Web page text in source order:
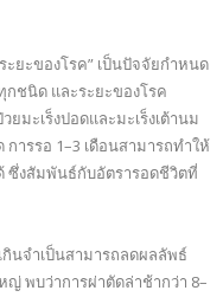
ะยะของโรค” เป็นปัจจัยกำหนด
ชนิด และระยะของโรค
มะเร็งปอดและมะเร็งเต้านม
ารรอ 1–3 เดือนสามารถทำให้
ซึ่งสัมพันธ์กับอัตรารอดชีวิตที่
นจำเป็นสามารถลดผลลัพธ์
ญ่ พบว่าการผ่าตัดล่าช้ากว่า 8–